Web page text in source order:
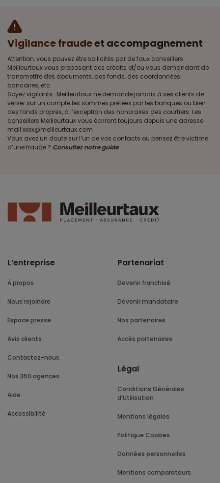
Vigilance fraudeet accompagnement
Attention, vous pouvez être sollicités par de faux conseillers
Meilleurtaux vous proposant des crédits et/ou vous demandant de
transmettre des documents, des fonds, des coordonnées
bancaires, etc.
Soyez vigilants · Meilleurtaux ne demande jamais à ses clients de
verser sur un compte les sommes prêtées par les banques ou bien
des fonds propres, à l’exception des honoraires des courtiers. Les
conseillers Meilleurtaux vous écriront toujours depuis une adresse
mail xxxx@meilleurtaux.com
Vous avez un doute sur l’un de vos contacts ou pensez être victime
d’une fraude ? Consultez notre guide.
L’entreprise
À propos
Nous rejoindre
Espace presse
Avis clients
Contactez-nous
Nos 350 agences
Aide
Accessibilité
Partenariat
Devenir franchisé
Devenir mandataire
Nos partenaires
Accès partenaires
Légal
Conditions Générales
d'Utilisation
Mentions légales
Politique Cookies
Données personnelles
Mentions comparateurs